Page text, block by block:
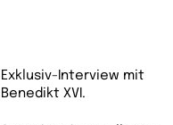
Exklusiv-Interview mit
Benedikt XVI.